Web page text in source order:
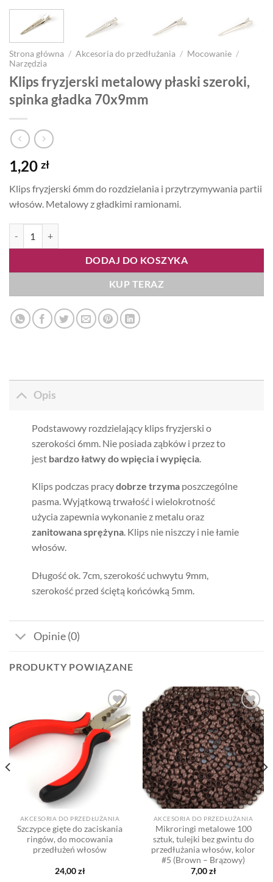
Strona główna / Akcesoria do przedłużania / Mocowanie /
Narzędzia
Klips fryzjerski metalowy płaski szeroki,
spinka gładka 70x9mm
1,20 zł
Klips fryzjerski 6mm do rozdzielania i przytrzymywania partii
włosów. Metalowy z gładkimi ramionami.
DODAJ DO KOSZYKA
KUP TERAZ
Opis
Podstawowy rozdzielający klips fryzjerski o
szerokości 6mm. Nie posiada ząbków i przez to
jest bardzo łatwy do wpięcia i wypięcia.
Klips podczas pracydobrze trzymaposzczególne
pasma. Wyjątkową trwałość i wielokrotność
użycia zapewnia wykonanie z metalu oraz
zanitowana sprężyna. Klips nie niszczy i nie łamie
włosów.
Długość ok. 7cm, szerokość uchwytu 9mm,
szerokość przed ściętą końcówką 5mm.
Opinie (0)
PRODUKTY POWIĄZANE
Dodaj
do listy
życzeń
AKCESORIA DO PRZEDŁUŻANIA
Szczypce gięte do zaciskania
ringów, do mocowania
przedłużeń włosów
24,00zł
Dodaj
do listy
życzeń
AKCESORIA DO PRZEDŁUŻANIA
Mikroringi metalowe 100
sztuk, tulejki bez gwintu do
przedłużania włosów, kolor
#5 (Brown – Brązowy)
7,00zł